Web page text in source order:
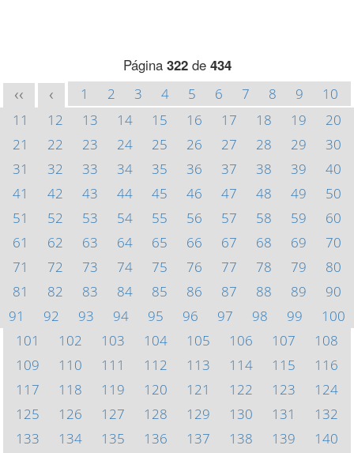
Página 322de 434
<< < 1 2 3 4 5 6 7 8 9
10
11
12 13 14 15 16 17 18 19
20
21
22 23 24 25 26 27 28 29
30
31
32 33 34 35 36 37 38 39
40
41
42 43 44 45 46 47 48 49
50
51
52 53 54 55 56 57 58 59
60
61
62 63 64 65 66 67 68 69
70
71
72 73 74 75 76 77 78 79
80
81
82 83 84 85 86 87 88 89
90
91
92 93 94 95 96 97 98 99
100
101
102 103 104 105 106 107
108
109
110 111 112 113 114 115
116
117
118 119 120 121 122 123
124
125
126 127 128 129 130 131
132
133
134 135 136 137 138 139
140